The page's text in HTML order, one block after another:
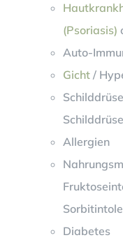
(Psoriasis)
Auto-
Gicht /
Allergien
Diabetes